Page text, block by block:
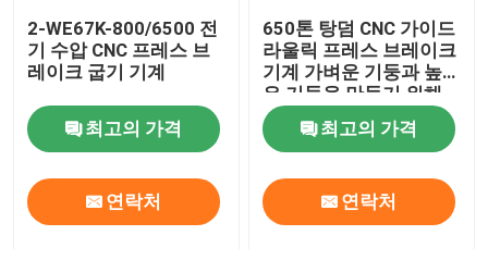
로봇식 용접 기계
뜨거운 복각 직류 전기를 통하기 장비
2-WE67K-800/6500 전
기 수압 CNC 프레스 브
레이크 굽기 기계
최고의 가격
연락처
650톤 탕덤 CNC 가이드
라울릭 프레스 브레이크
기계 가벼운 기둥과 높
은 기둥을 만들기 위해
최고의 가격
연락처